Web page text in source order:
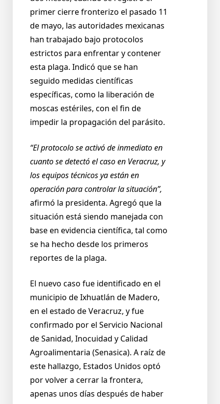
primer cierre fronterizo el pasado 11
de mayo, las autoridades mexicanas
han trabajado bajo protocolos
estrictos para enfrentar y contener
esta plaga. Indicó que se han
seguido medidas científicas
específicas, como la liberación de
moscas estériles, con el fin de
impedir la propagación del parásito.
“El protocolo se activó de inmediato en
cuanto se detectó el caso en Veracruz, y
los equipos técnicos ya están en
operación para controlar la situación”,
afirmó la presidenta. Agregó que la
situación está siendo manejada con
base en evidencia científica, tal como
se ha hecho desde los primeros
reportes de la plaga.
El nuevo caso fue identificado en el
municipio de Ixhuatlán de Madero,
en el estado de Veracruz, y fue
confirmado por el Servicio Nacional
de Sanidad, Inocuidad y Calidad
Agroalimentaria (Senasica). A raíz de
este hallazgo, Estados Unidos optó
por volver a cerrar la frontera,
apenas unos días después de haber